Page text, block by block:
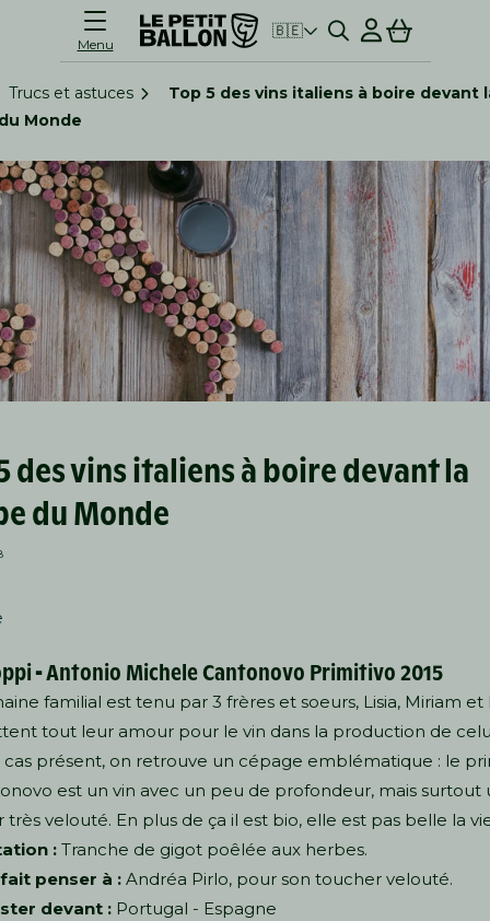
Menu
🇧🇪 Connexion
Panier
Trucs et astuces
Top 5 des vins italiens à boire devant
Monde
des vins italiens à boire devant la
du Monde
-Antonio Michele Cantonovo Primitivo 2015
familial est tenu par 3 frères et soeurs, Lisia, Miriam et
tout leur amour pour le vin dans la production de
cas présent, on retrouve un cépage emblématique : le
est un vin avec un peu de profondeur, mais surtout
velouté. En plus de ça il est bio, elle est pas belle la
:Tranche de gigot poêlée aux herbes.
penser à :Andréa Pirlo, pour son toucher velouté.
devant : Portugal - Espagne